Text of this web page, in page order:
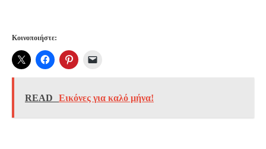
Κοινοποιήστε:
READ Εικόνες για καλό μήνα!